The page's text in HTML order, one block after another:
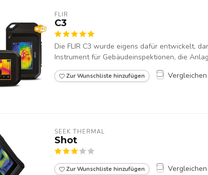
FLIR
C3
Die FLIR C3 wurde eigens dafür entwickelt,
Instrument für Gebäudeinspektionen, die
Zur Wunschliste hinzufügen Vergleichen
SEEK THERMAL
Shot
Zur Wunschliste hinzufügen Vergleichen